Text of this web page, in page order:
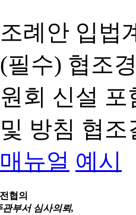
조례안 입법
(필수) 협조
원회 신설
및 방침 협조
매뉴얼 예시
협의
관부서 심사의뢰,